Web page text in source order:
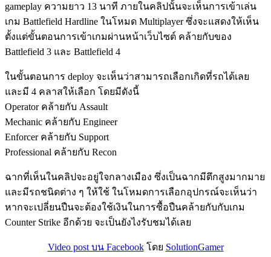
gameplay ความยาว 13 นาที ภายในคลิปนั้นจะเห็นการเข้าเล่น
เกม Battlefield Hardline ในโหมด Multiplayer ซึ่งจะแสดงให้เห็น
ตั้งแต่ขั้นตอนการเข้าเกมผ่านหน้าเว็บไซต์ คล้ายกับของ
Battlefield 3 และ Battlefield 4
ในขั้นตอนการ deploy จะเห็นว่าสามารถเลือกเกิดที่รถได้เลย
และมี 4 คลาสให้เลือก โดยมีดังนี้
Operator คล้ายกับ Assault
Mechanic คล้ายกับ Engineer
Enforcer คล้ายกับ Support
Professional คล้ายกับ Recon
ฉากที่เห็นในคลิปจะอยู่ใจกลางเมือง ซึ่งเป็นฉากมีตึกสูงมากมาย
และมีรถชนิดต่าง ๆ ให้ใช้ ในโหมดการเลือกอุปกรณ์จะเห็นว่า
หากจะเปลี่ยนปืนจะต้องใช้เงินในการซื้อปืนคล้ายกับกับเกม
Counter Strike อีกด้วย จะเป็นยังไงรับชมได้เลย
Video post บน Facebookโดย SolutionGamer